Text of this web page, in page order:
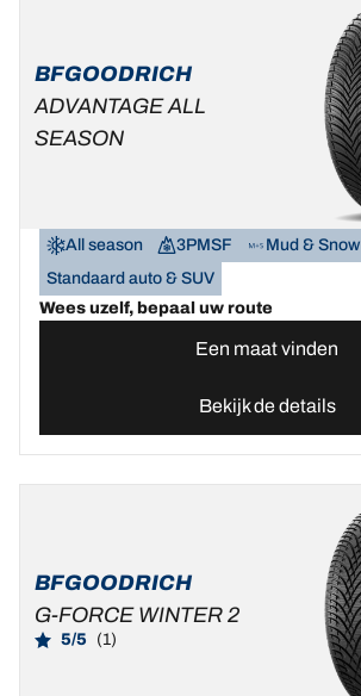
BFGOODRICH
ADVANTAGE ALL
SEASON
All season 3PMSF
Mud & Snow
Standaard auto & SUV
Wees uzelf, bepaal uw route
Een maat vinden
Bekijk de details
BFGOODRICH
G-FORCE WINTER 2
5/5 (1)